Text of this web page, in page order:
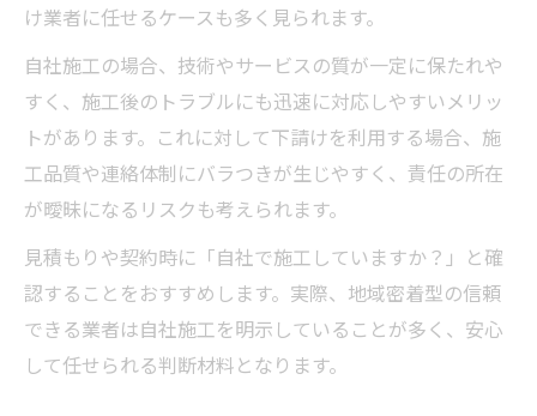
け業者に任せるケースも多く見られます。
自社施工の場合、技術やサービスの質が一定に保たれや
すく、施工後のトラブルにも迅速に対応しやすいメリッ
トがあります。これに対して下請けを利用する場合、施
工品質や連絡体制にバラつきが生じやすく、責任の所在
が曖昧になるリスクも考えられます。
見積もりや契約時に「自社で施工していますか？」と確
認することをおすすめします。実際、地域密着型の信頼
できる業者は自社施工を明示していることが多く、安心
して任せられる判断材料となります。